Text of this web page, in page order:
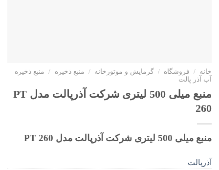
خانه / فروشگاه / گرمایش و موتورخانه / منبع ذخیره /
منبع ذخیره
آب آذر پالت
منبع میلی 500 لیتری شرکت آذرپالت مدل PT
260
منبع میلی 500 لیتری شرکت آذرپالت مدل PT 260
آذرپالت